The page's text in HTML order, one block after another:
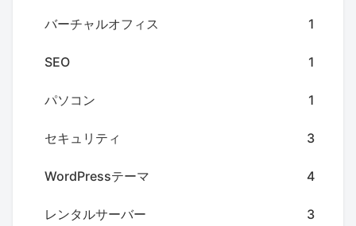
バーチャルオフィス 1
SEO 1
パソコン 1
セキュリティ 3
WordPressテーマ 4
レンタルサーバー 3